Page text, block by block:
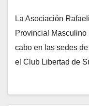
La Asociación
Provincial Masculino
cabo en las sedes
el Club Libertad de